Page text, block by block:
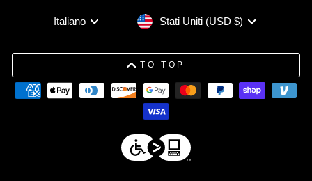
Lingua
Italiano Valuta Stati Uniti (USD $)
TO TOP